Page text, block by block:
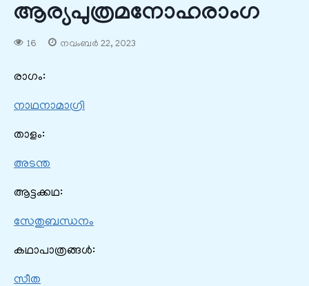
ആര്യപുത്രമനോഹരാംഗ
16 നവംബർ 22, 2023
രാഗം:
നാഥനാമാഗ്രി
താളം:
അടന്ത
ആട്ടക്കഥ:
സേതുബന്ധനം
കഥാപാത്രങ്ങൾ:
സീത